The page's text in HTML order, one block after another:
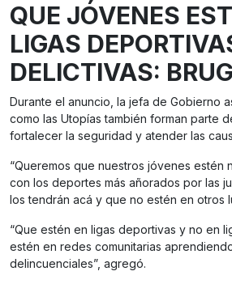
QUE JÓVENES
LIGAS
DELICTIVAS:
Durante el anuncio, la jefa de Gobierno
como las Utopías también forman parte
fortalecer la seguridad y atender las
“Queremos que nuestros jóvenes estén
con los deportes más añorados por las
los tendrán acá y que no estén en otros
“Que estén en ligas deportivas y no en
estén en redes comunitarias
delincuenciales”, agregó.